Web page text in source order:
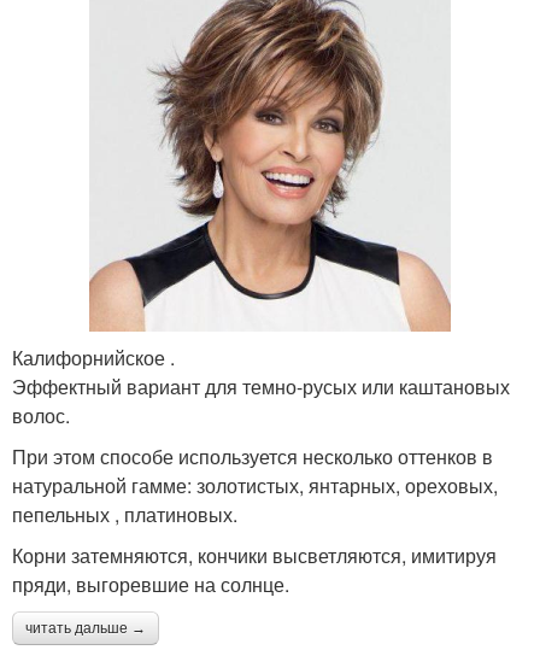
Калифорнийское .
Эффектный вариант для темно-русых или каштановых
волос.
При этом способе используется несколько оттенков в
натуральной гамме: золотистых, янтарных, ореховых,
пепельных , платиновых.
Корни затемняются, кончики высветляются, имитируя
пряди, выгоревшие на солнце.
читать дальше →